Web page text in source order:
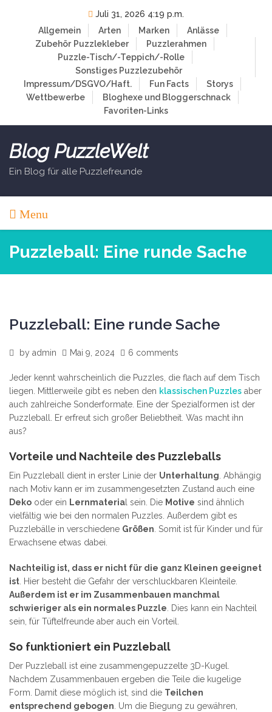
Juli 31, 2026 4:19 p.m.
Allgemein
Arten Marken
Anlässe
Zubehör Puzzlekleber
Puzzlerahmen
Puzzle-Tisch/-Teppich/-Rolle
Sonstiges Puzzlezubehör
Impressum/DSGVO/Haft.
Fun Facts
Storys
Wettbewerbe
Bloghexe und Bloggerschnack
Favoriten-Links
Blog PuzzleWelt
Ein Blog für alle Puzzlefreunde
Menu
Puzzleball: Eine runde Sache
Puzzleball: Eine runde Sache
by admin Mai 9, 2024 6 comments
Jeder kennt wahrscheinlich die Puzzles, die flach auf dem Tisch
liegen. Mittlerweile gibt es neben den klassischen Puzzles aber
auch zahlreiche Sonderformate. Eine der Spezialformen ist der
Puzzleball. Er erfreut sich großer Beliebtheit. Was macht ihn
aus?
Vorteile und Nachteile des Puzzleballs
Ein Puzzleball dient in erster Linie der Unterhaltung . Abhängig
nach Motiv kann er im zusammengesetzten Zustand auch eine
Deko oder ein Lernmaterial sein. Die Motive sind ähnlich
vielfältig wie bei den normalen Puzzles. Außerdem gibt es
Puzzlebälle in verschiedene Größen . Somit ist für Kinder und für
Erwachsene etwas dabei.
Nachteilig ist, dass er nicht für die ganz Kleinen geeignet
ist . Hier besteht die Gefahr der verschluckbaren Kleinteile.
Außerdem ist er im Zusammenbauen manchmal
schwieriger als ein normales Puzzle . Dies kann ein Nachteil
sein, für Tüftelfreunde aber auch ein Vorteil.
So funktioniert ein Puzzleball
Der Puzzleball ist eine zusammengepuzzelte 3D-Kugel.
Nachdem Zusammenbauen ergeben die Teile die kugelige
Form. Damit diese möglich ist, sind die Teilchen
entsprechend gebogen . Um die Biegung zu gewähren,